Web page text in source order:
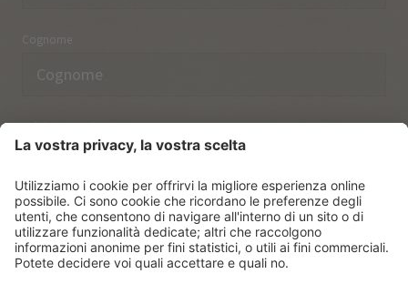
Cognome
Indirizzo email
Ho preso nota delle norme sulla protezione dei dati.